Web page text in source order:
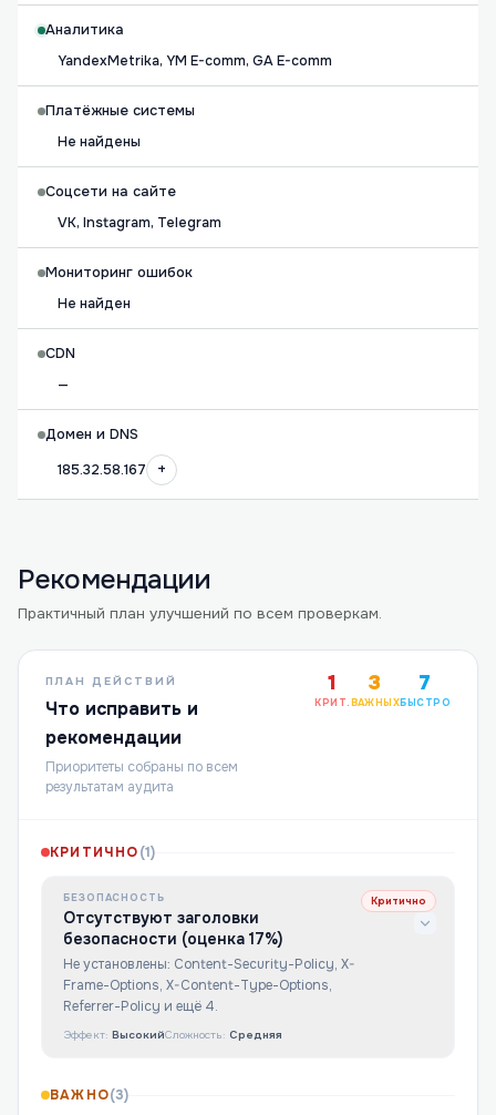
Аналитика
YandexMetrika, YM E-comm, GA E-comm
Платёжные системы
Не найдены
Соцсети на сайте
VK, Instagram, Telegram
Мониторинг ошибок
Не найден
CDN
—
Домен и DNS
185.32.58.167
+
Рекомендации
Практичный план улучшений по всем проверкам.
ПЛАН ДЕЙСТВИЙ
Что исправить и
рекомендации
Приоритеты собраны по всем
результатам аудита
1
КРИТ.
3
ВАЖНЫХ
7
БЫСТРО
КРИТИЧНО(1)
БЕЗОПАСНОСТЬ
Отсутствуют заголовки
безопасности (оценка 17%)
Не установлены: Content-Security-Policy, X-
Frame-Options, X-Content-Type-Options,
Referrer-Policy и ещё 4.
Критично
Эффект: ВысокийСложность: Средняя
ВАЖНО(3)